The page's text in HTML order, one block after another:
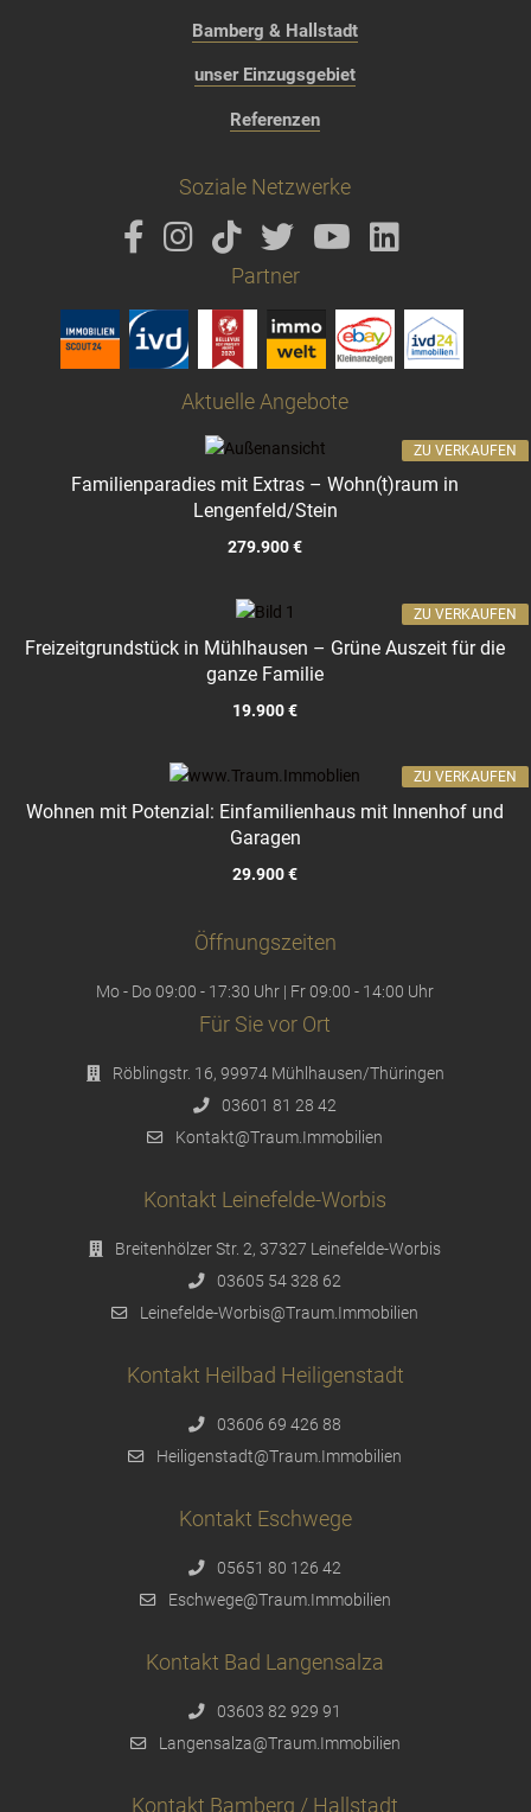
Bamberg & Hallstadt
unser Einzugsgebiet
Referenzen
Soziale Netzwerke
Partner
Aktuelle Angebote
Familienparadies mit Extras – Wohn(t)raum in
Lengenfeld/Stein
279.900 €
ZU VERKAUFEN
Freizeitgrundstück in Mühlhausen – Grüne Auszeit für die
ganze Familie
19.900 €
ZU VERKAUFEN
Wohnen mit Potenzial: Einfamilienhaus mit Innenhof und
Garagen
29.900 €
ZU VERKAUFEN
Öffnungszeiten
Mo - Do 09:00 - 17:30 Uhr | Fr 09:00 - 14:00 Uhr
Für Sie vor Ort
Röblingstr. 16, 99974 Mühlhausen/Thüringen
03601 81 28 42
Kontakt@Traum.Immobilien
Kontakt Leinefelde-Worbis
Breitenhölzer Str. 2, 37327 Leinefelde-Worbis
03605 54 328 62
Leinefelde-Worbis@Traum.Immobilien
Kontakt Heilbad Heiligenstadt
03606 69 426 88
Heiligenstadt@Traum.Immobilien
Kontakt Eschwege
05651 80 126 42
Eschwege@Traum.Immobilien
Kontakt Bad Langensalza
03603 82 929 91
Langensalza@Traum.Immobilien
Kontakt Bamberg / Hallstadt